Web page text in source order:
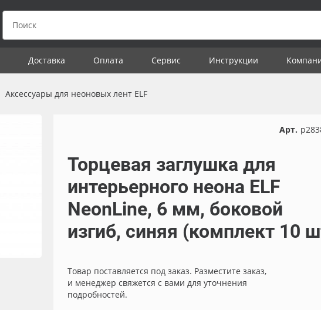
Доставка Оплата Сервис Инструкции
Аксессуары для неоновых лент ELF
Арт.
Торцевая заглушка для
интерьерного неона ELF
NeonLine, 6 мм, боковой
изгиб, синяя (комплект 10
Товар поставляется под заказ. Разместите заказ,
и менеджер свяжется с вами для уточнения
подробностей.